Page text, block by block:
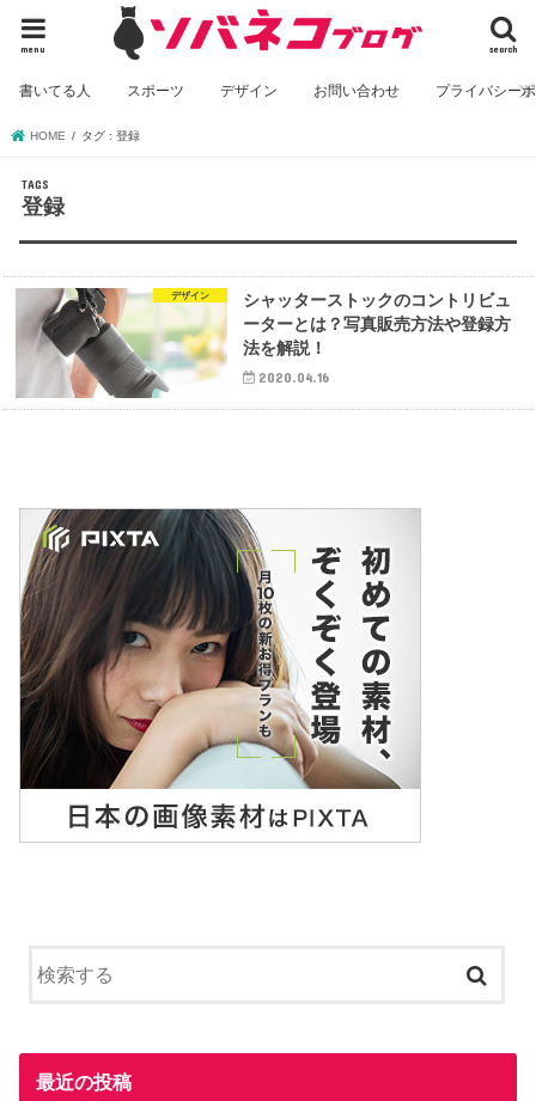
search
menu
書いてる人 スポーツ デザイン お問い合わせ プライバシー
HOME タグ : 登録
登録
デザイン
シャッターストックのコントリビュ
ーターとは？写真販売方法や登録方
法を解説！
2020.04.16
最近の投稿